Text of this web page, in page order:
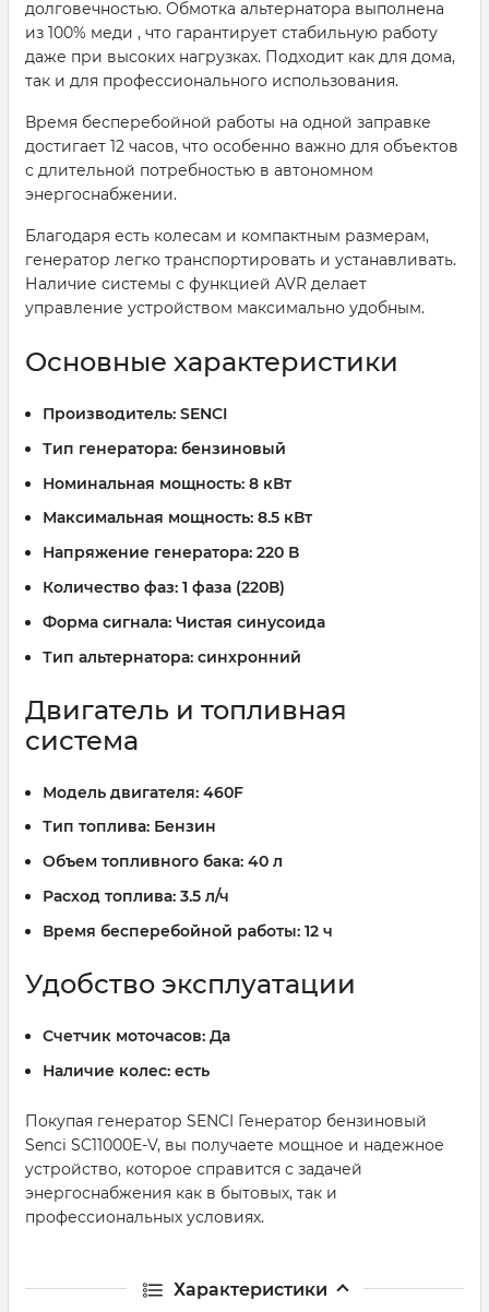
долговечностью. Обмотка альтернатора выполнена
из 100% меди , что гарантирует стабильную работу
даже при высоких нагрузках. Подходит как для дома,
так и для профессионального использования.
Время бесперебойной работы на одной заправке
достигает 12 часов, что особенно важно для объектов
с длительной потребностью в автономном
энергоснабжении.
Благодаря есть колесам и компактным размерам,
генератор легко транспортировать и устанавливать.
Наличие системы с функцией AVR делает
управление устройством максимально удобным.
Основные характеристики
Производитель: SENCI
Тип генератора: бензиновый
Номинальная мощность: 8 кВт
Максимальная мощность: 8.5 кВт
Напряжение генератора: 220 В
Количество фаз: 1 фаза (220В)
Форма сигнала: Чистая синусоида
Тип альтернатора: синхронний
Двигатель и топливная
система
Модель двигателя: 460F
Тип топлива: Бензин
Объем топливного бака: 40 л
Расход топлива: 3.5 л/ч
Время бесперебойной работы: 12 ч
Удобство эксплуатации
Счетчик моточасов: Да
Наличие колес: есть
Покупая генератор SENCI Генератор бензиновый
Senci SC11000E-V, вы получаете мощное и надежное
устройство, которое справится с задачей
энергоснабжения как в бытовых, так и
профессиональных условиях.
Характеристики